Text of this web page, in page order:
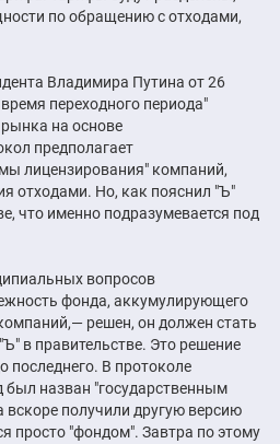
по обращению с отходами,
Владимира Путина от 26
переходного периода"
на основе
предполагает
лицензирования" компаний,
отходами. Но, как пояснил "Ъ"
что именно подразумевается под
вопросов
фонда, аккумулирующего
решен, он должен стать
в правительстве. Это решение
последнего. В протоколе
назван "государственным
получили другую версию
просто "фондом". Завтра по этому